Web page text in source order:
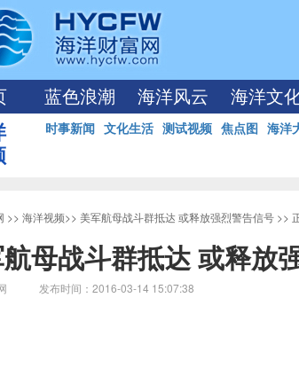
蓝色浪潮 海洋风云 海洋文
时事新闻 文化生活 测试视频 焦点图 海洋
>> 海洋视频>> 美军航母战斗群抵达 或释放强烈警告信号 >>
母战斗群抵达 或释放
网 发布时间：2016-03-14 15:07:38